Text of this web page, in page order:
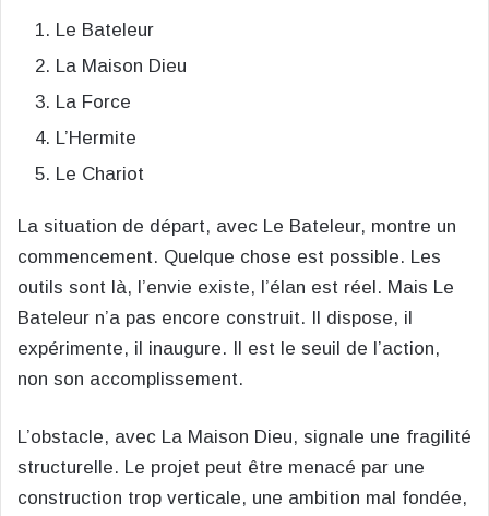
Le Bateleur
La Maison Dieu
La Force
L’Hermite
Le Chariot
La situation de départ, avec Le Bateleur, montre un
commencement. Quelque chose est possible. Les
outils sont là, l’envie existe, l’élan est réel. Mais Le
Bateleur n’a pas encore construit. Il dispose, il
expérimente, il inaugure. Il est le seuil de l’action,
non son accomplissement.
L’obstacle, avec La Maison Dieu, signale une fragilité
structurelle. Le projet peut être menacé par une
construction trop verticale, une ambition mal fondée,